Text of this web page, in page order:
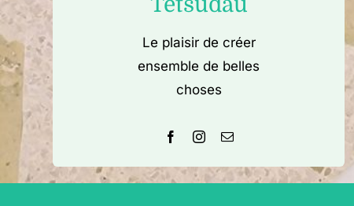
Le plaisir de créer
ensemble de belles
choses